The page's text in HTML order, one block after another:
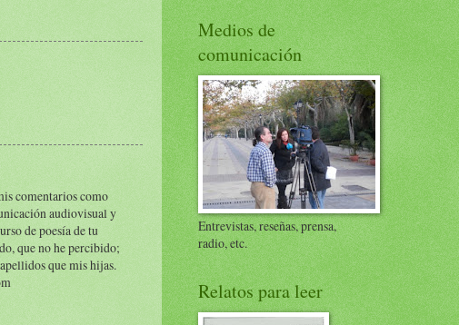
comentarios como
audiovisual y
de poesía de tu
que no he percibido;
que mis hijas.
Medios de
comunicación
Entrevistas, reseñas, prensa,
radio, etc.
Relatos para leer